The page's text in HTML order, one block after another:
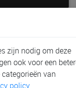
winkelte Aalst,
zijn nodig om deze
ook voor een
van
policy